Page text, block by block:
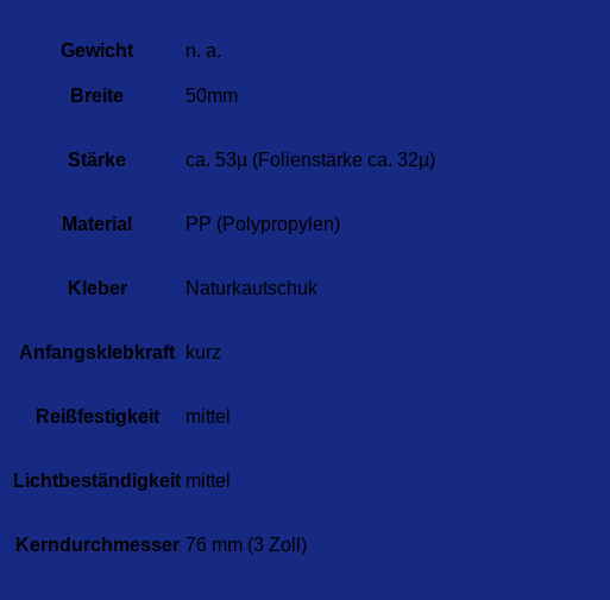
Gewicht n. a.
Breite 50mm
Stärke ca. 53µ (Folienstärke ca. 32µ)
Material PP (Polypropylen)
Kleber Naturkautschuk
Anfangsklebkraft kurz
Reißfestigkeit mittel
Lichtbeständigkeit mittel
Kerndurchmesser 76 mm (3 Zoll)